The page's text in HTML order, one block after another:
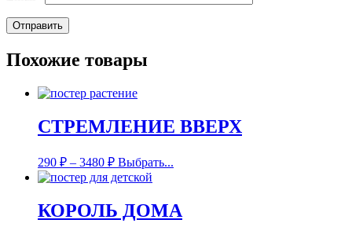
Похожие товары
СТРЕМЛЕНИЕ ВВЕРХ
290 ₽ – 3480 ₽ Выбрать...
КОРОЛЬ ДОМА